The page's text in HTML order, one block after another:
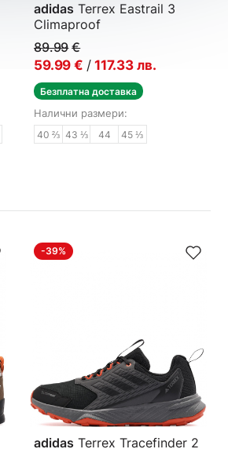
adidas Terrex Eastrail 3
Climaproof
Мъжки спортни обувки
89.99 €
59.99 € / 117.33 лв.
Безплатна доставка
Налични размери:
40 ⅔ 43 ⅓ 44 45 ⅓
-39%
adidas Terrex Tracefinder 2